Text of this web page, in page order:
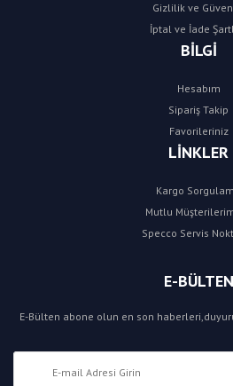
Gizlilik ve
İptal ve İade
BİLGİ
Hesabım
Sipariş Takip
Favorileriniz
LİNKLER
Kargo
Mutlu
Specco Servis
E-BÜLTEN
E-Bülten abone olun en son